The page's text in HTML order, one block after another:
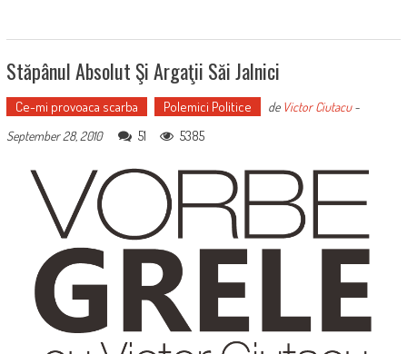
Stăpânul Absolut Şi Argaţii Săi Jalnici
Ce-mi provoaca scarba Polemici Politice de Victor Ciutacu-
September 28, 2010
51 5385